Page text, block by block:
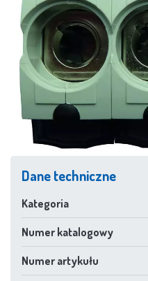
Dane techniczne
Kategoria
Numer katalogowy
Numer artykułu